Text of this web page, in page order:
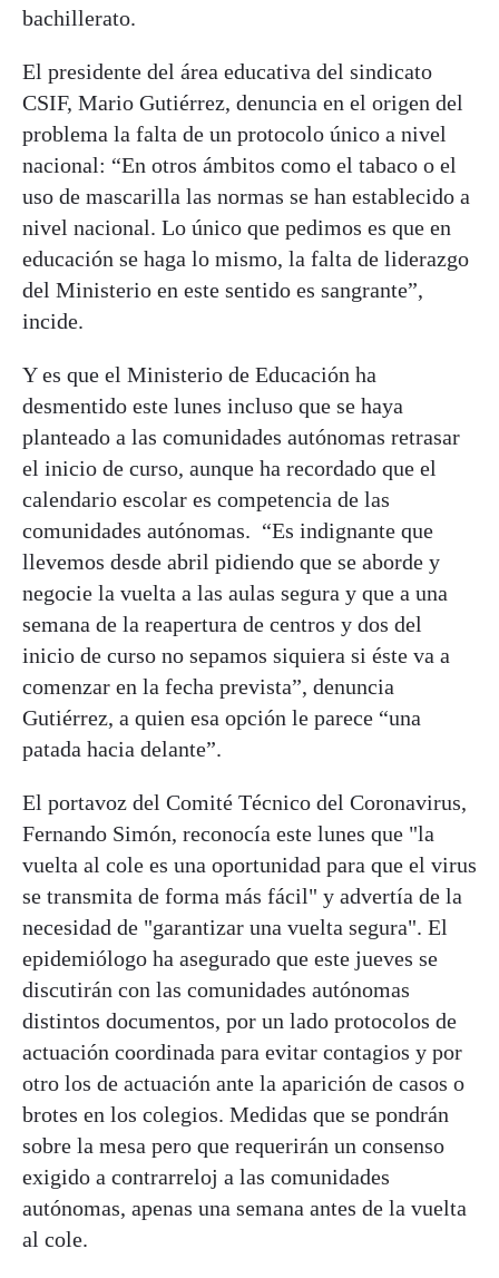
bachillerato.
El presidente del área educativa del sindicato
CSIF, Mario Gutiérrez, denuncia en el origen del
problema la falta de un protocolo único a nivel
nacional: “En otros ámbitos como el tabaco o el
uso de mascarilla las normas se han establecido a
nivel nacional. Lo único que pedimos es que en
educación se haga lo mismo, la falta de liderazgo
del Ministerio en este sentido es sangrante”,
incide.
Y es que el Ministerio de Educación ha
desmentido este lunes incluso que se haya
planteado a las comunidades autónomas retrasar
el inicio de curso, aunque ha recordado que el
calendario escolar es competencia de las
comunidades autónomas. “Es indignante que
llevemos desde abril pidiendo que se aborde y
negocie la vuelta a las aulas segura y que a una
semana de la reapertura de centros y dos del
inicio de curso no sepamos siquiera si éste va a
comenzar en la fecha prevista”, denuncia
Gutiérrez, a quien esa opción le parece “una
patada hacia delante”.
El portavoz del Comité Técnico del Coronavirus,
Fernando Simón, reconocía este lunes que "la
vuelta al cole es una oportunidad para que el virus
se transmita de forma más fácil" y advertía de la
necesidad de "garantizar una vuelta segura". El
epidemiólogo ha asegurado que este jueves se
discutirán con las comunidades autónomas
distintos documentos, por un lado protocolos de
actuación coordinada para evitar contagios y por
otro los de actuación ante la aparición de casos o
brotes en los colegios. Medidas que se pondrán
sobre la mesa pero que requerirán un consenso
exigido a contrarreloj a las comunidades
autónomas, apenas una semana antes de la vuelta
al cole.